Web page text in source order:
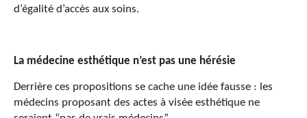
d’égalité d’accès aux soins.
La médecine esthétique n’est pas une hérésie
Derrière ces propositions se cache une idée fausse : l es
médecins proposant des actes à visée esthétique ne